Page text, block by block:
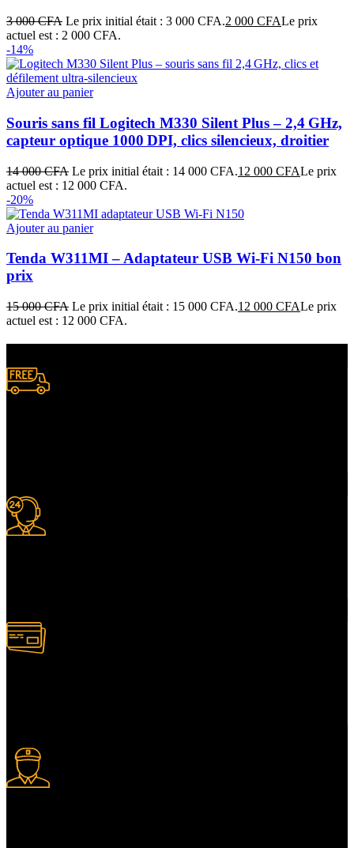
3 000CFA Le prix initial était : 3 000 CFA.2 000 CFALe prix
actuel est : 2 000 CFA.
-14%
Ajouter au panier
Souris sans fil Logitech M330 Silent Plus – 2,4 GHz,
capteur optique 1000 DPI, clics silencieux, droitier
14 000CFA Le prix initial était : 14 000 CFA.12 000 CFALe prix
actuel est : 12 000 CFA.
-20%
Ajouter au panier
Tenda W311MI – Adaptateur USB Wi-Fi N150 bon
prix
15 000CFA Le prix initial était : 15 000 CFA.12 000 CFALe prix
actuel est : 12 000 CFA.